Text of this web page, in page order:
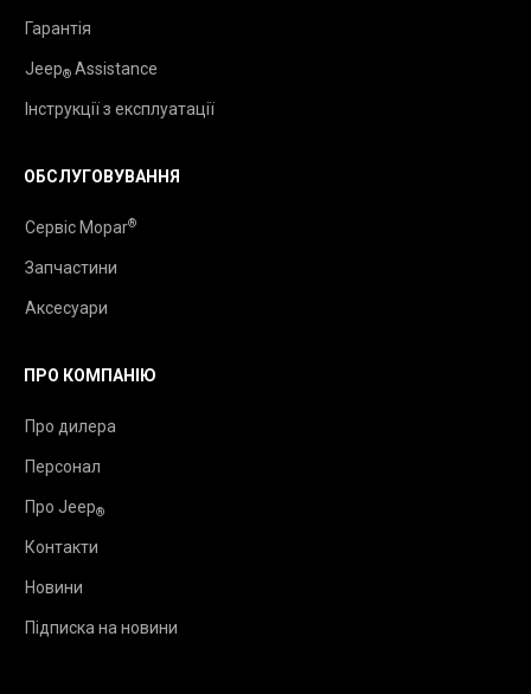
Гарантія
Jeep® Assistance
Інструкції з експлуатації
ОБСЛУГОВУВАННЯ
Сервіс Mopar®
Запчастини
Аксесуари
ПРО КОМПАНІЮ
Про дилера
Персонал
Про Jeep®
Контакти
Новини
Підписка на новини